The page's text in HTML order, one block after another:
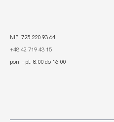
NIP: 725 220 93 64
+48 42 719 43 15
pon. - pt. 8:00 do 16:00